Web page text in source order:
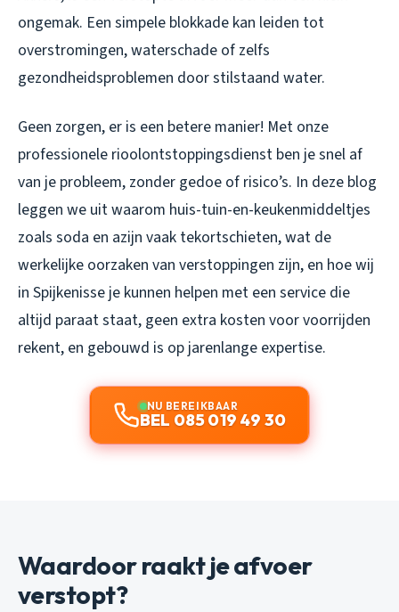
ongemak. Een simpele blokkade kan leiden tot
overstromingen, waterschade of zelfs
gezondheidsproblemen door stilstaand water.
Geen zorgen, er is een betere manier! Met onze
professionele rioolontstoppingsdienst ben je snel af
van je probleem, zonder gedoe of risico’s. In deze blog
leggen we uit waarom huis-tuin-en-keukenmiddeltjes
zoals soda en azijn vaak tekortschieten, wat de
werkelijke oorzaken van verstoppingen zijn, en hoe wij
in Spijkenisse je kunnen helpen met een service die
altijd paraat staat, geen extra kosten voor voorrijden
rekent, en gebouwd is op jarenlange expertise.
NU BEREIKBAAR
BEL 085 019 49 30
Waardoor raakt je afvoer
verstopt?